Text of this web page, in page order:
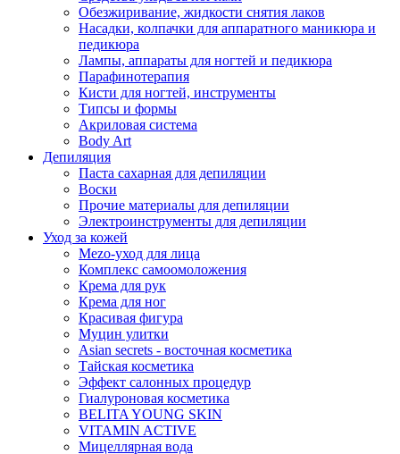
Обезжиривание, жидкости снятия лаков
Насадки, колпачки для аппаратного маникюра и
педикюра
Лампы, аппараты для ногтей и педикюра
Парафинотерапия
Кисти для ногтей, инструменты
Типсы и формы
Акриловая система
Body Art
Депиляция
Паста сахарная для депиляции
Воски
Прочие материалы для депиляции
Электроинструменты для депиляции
Уход за кожей
Mezo-уход для лица
Комплекс самоомоложения
Крема для рук
Крема для ног
Красивая фигура
Муцин улитки
Asian seсrets - восточная косметика
Тайская косметика
Эффект салонных процедур
Гиалуроновая косметика
BELITA YOUNG SKIN
VITAMIN ACTIVE
Мицеллярная вода